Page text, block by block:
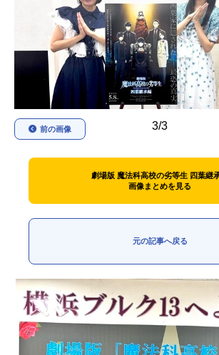
アニメ記事一覧 声優記事
アニメ映画一覧 実写化
今期アニメ曜日別一覧
春アニメ 夏アニメ
秋アニメ
男性声優/女性声優一覧
3/3
前の画像
劇場版 魔法科高校の劣等生 四葉継
画像まとめを見る
元の記事へ戻る